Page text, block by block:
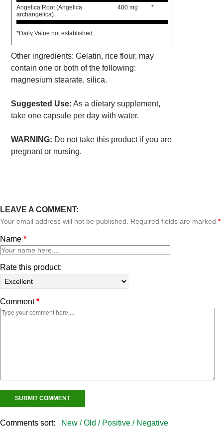
Angelica Root (Angelica
archangelica)
400 mg *
*Daily Value not established.
Other ingredients: Gelatin, rice flour, may
contain one or both of the following:
magnesium stearate, silica.
Suggested Use: As a dietary supplement,
take one capsule per day with water.
WARNING: Do not take this product if you are
pregnant or nursing.
LEAVE A COMMENT:
Your email address will not be published. Required fields are marked *
Name *
Rate this product:
Comment*
Comments sort: New /Old / Positive / Negative